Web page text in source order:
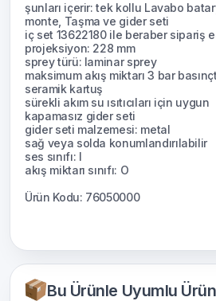
Bu Ürünle Uyumlu
şunları içerir: tek kollu Lavabo
monte, Taşma ve gider seti
iç set 13622180 ile beraber sipariş
projeksiyon: 228 mm
sprey türü: laminar sprey
maksimum akış miktarı 3 bar
seramik kartuş
sürekli akım su ısıtıcıları için uygun
kapamasız gider seti
gider seti malzemesi: metal
sağ veya solda konumlandırılabilir
ses sınıfı: I
akış miktarı sınıfı: O
Ürün Kodu: 76050000